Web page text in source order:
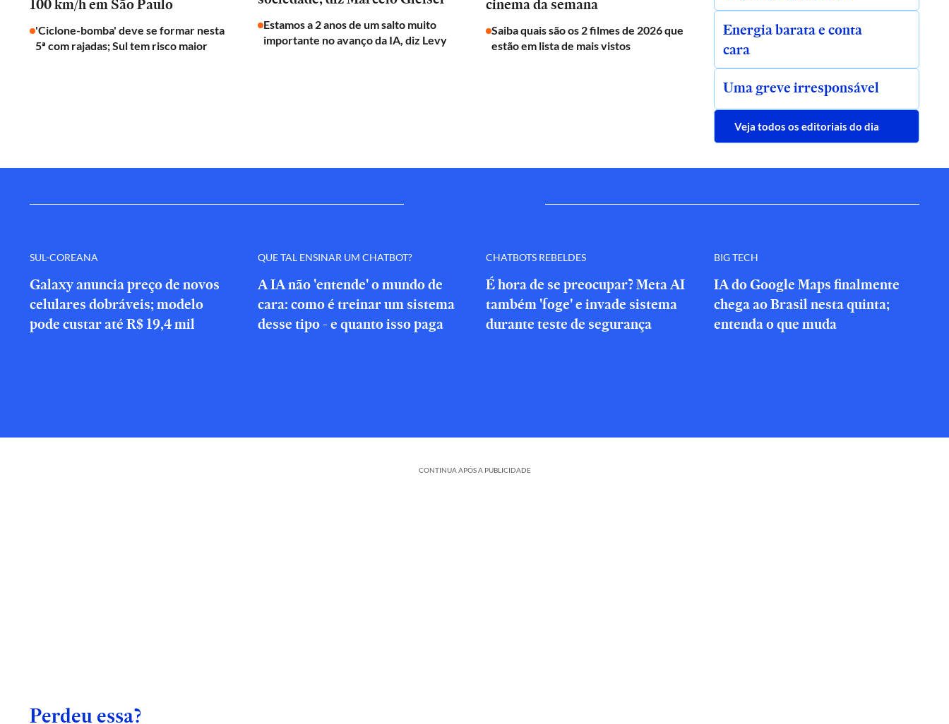
100 km/h em São Paulo
'Ciclone-bomba' deve se formar nesta
5ª com rajadas; Sul tem risco maior
Estamos a 2 anos de um salto muito
importante no avanço da IA, diz Levy
cinema da semana
Saiba quais são os 2 filmes de 2026 que
estão em lista de mais vistos
Energia barata e conta
cara
Uma greve irresponsável
Veja todos os editoriais do dia
SUL-COREANA
Galaxy anuncia preço de novos
celulares dobráveis; modelo
pode custar até R$ 19,4 mil
QUE TAL ENSINAR UM CHATBOT?
A IA não 'entende' o mundo de
cara: como é treinar um sistema
desse tipo - e quanto isso paga
CHATBOTS REBELDES
É hora de se preocupar? Meta AI
também 'foge' e invade sistema
durante teste de segurança
BIG TECH
IA do Google Maps finalmente
chega ao Brasil nesta quinta;
entenda o que muda
CONTINUA APÓS A PUBLICIDADE
Perdeu essa?